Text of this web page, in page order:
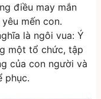
điều may mắn
mến con.
là ngôi vua: Ý
một tổ chức, tập
của con người và
phục.